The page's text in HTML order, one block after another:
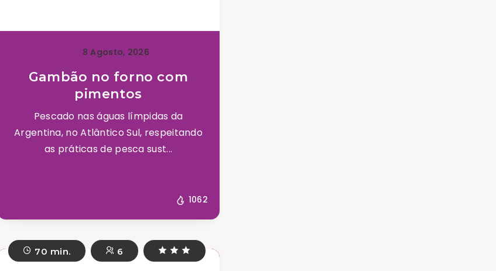
8 Agosto, 2026
Gambão no forno com
pimentos
Pescado nas águas límpidas da
Argentina, no Atlântico Sul, respeitando
as práticas de pesca sust...
1062
70 min. 6